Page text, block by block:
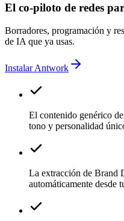
El co-piloto de redes
Borradores, programación y
de IA que ya usas.
Instalar Antwork
El contenido genérico
tono y personalidad
La extracción de Brand
automáticamente